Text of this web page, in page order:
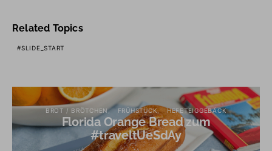
Related Topics
SLIDE_START
BROT / BRÖTCHEN FRÜHSTÜCK HEFETEIGGEBÄCK
Florida Orange Bread zum
#traveltUeSdAy